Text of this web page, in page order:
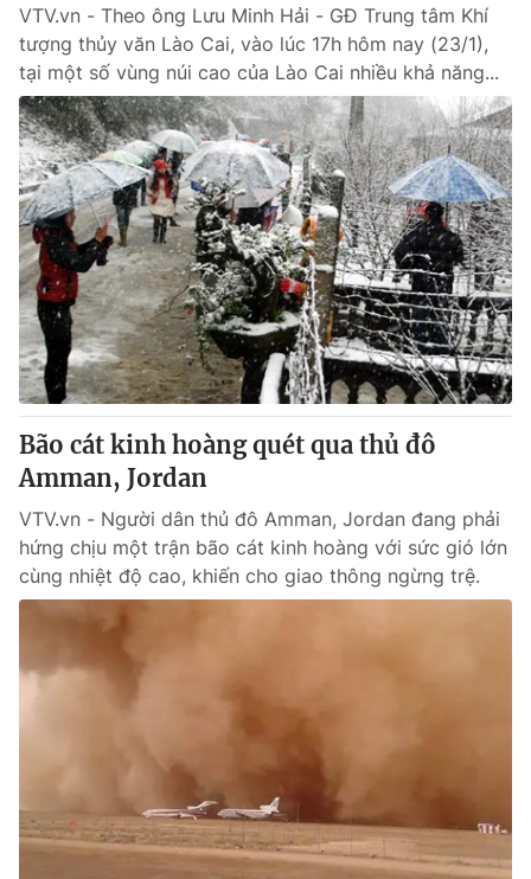
VTV.vn - Theo ông Lưu Minh Hải - GĐ Trung tâm Khí
tượng thủy văn Lào Cai, vào lúc 17h hôm nay (23/1),
tại một số vùng núi cao của Lào Cai nhiều khả năng...
Bão cát kinh hoàng quét qua thủ đô
Amman, Jordan
VTV.vn - Người dân thủ đô Amman, Jordan đang phải
hứng chịu một trận bão cát kinh hoàng với sức gió lớn
cùng nhiệt độ cao, khiến cho giao thông ngừng trệ.